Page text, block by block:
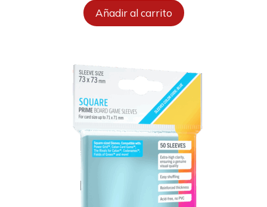
Añadir al carrito